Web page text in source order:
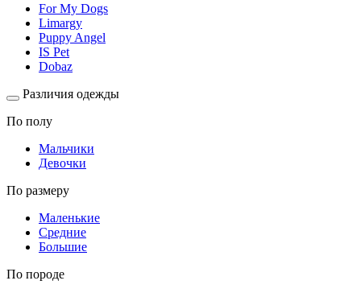
For My Dogs
Limargy
Puppy Angel
IS Pet
Dobaz
Различия одежды
По полу
Мальчики
Девочки
По размеру
Маленькие
Средние
Большие
По породе